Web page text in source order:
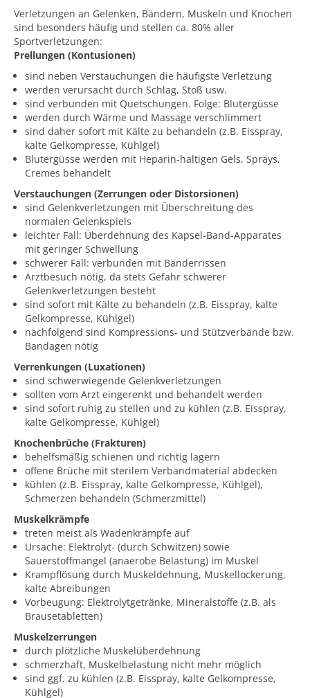
Verletzungen an Gelenken, Bändern, Muskeln und Knochen
sind besonders häufig und stellen ca. 80% aller
Sportverletzungen:
Prellungen (Kontusionen)
sind neben Verstauchungen die häufigste Verletzung
werden verursacht durch Schlag, Stoß usw.
sind verbunden mit Quetschungen. Folge: Blutergüsse
werden durch Wärme und Massage verschlimmert
sind daher sofort mit Kälte zu behandeln (z.B. Eisspray,
kalte Gelkompresse, Kühlgel)
Blutergüsse werden mit Heparin-haltigen Gels, Sprays,
Cremes behandelt
Verstauchungen (Zerrungen oder Distorsionen)
sind Gelenkverletzungen mit Überschreitung des
normalen Gelenkspiels
leichter Fall: Überdehnung des Kapsel-Band-Apparates
mit geringer Schwellung
schwerer Fall: verbunden mit Bänderrissen
Arztbesuch nötig, da stets Gefahr schwerer
Gelenkverletzungen besteht
sind sofort mit Kälte zu behandeln (z.B. Eisspray, kalte
Gelkompresse, Kühlgel)
nachfolgend sind Kompressions- und Stützverbände bzw.
Bandagen nötig
Verrenkungen (Luxationen)
sind schwerwiegende Gelenkverletzungen
sollten vom Arzt eingerenkt und behandelt werden
sind sofort ruhig zu stellen und zu kühlen (z.B. Eisspray,
kalte Gelkompresse, Kühlgel)
Knochenbrüche (Frakturen)
behelfsmäßig schienen und richtig lagern
offene Brüche mit sterilem Verbandmaterial abdecken
kühlen (z.B. Eisspray, kalte Gelkompresse, Kühlgel),
Schmerzen behandeln (Schmerzmittel)
Muskelkrämpfe
treten meist als Wadenkrämpfe auf
Ursache: Elektrolyt- (durch Schwitzen) sowie
Sauerstoffmangel (anaerobe Belastung) im Muskel
Krampflösung durch Muskeldehnung, Muskellockerung,
kalte Abreibungen
Vorbeugung: Elektrolytgetränke, Mineralstoffe (z.B. als
Brausetabletten)
Muskelzerrungen
durch plötzliche Muskelüberdehnung
schmerzhaft, Muskelbelastung nicht mehr möglich
sind ggf. zu kühlen (z.B. Eisspray, kalte Gelkompresse,
Kühlgel)